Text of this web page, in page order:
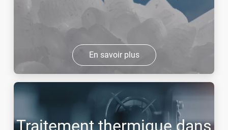
En savoir plus
Traitement thermique dans